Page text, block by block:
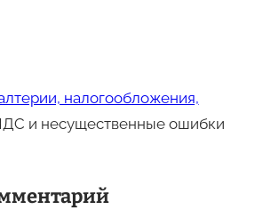
налогообложения,
и несущественные ошибки